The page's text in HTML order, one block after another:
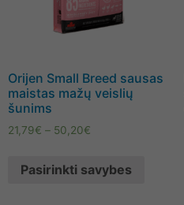
Orijen Small Breed sausas
maistas mažų veislių
šunims
21,79€ – 50,20€
Pasirinkti savybes